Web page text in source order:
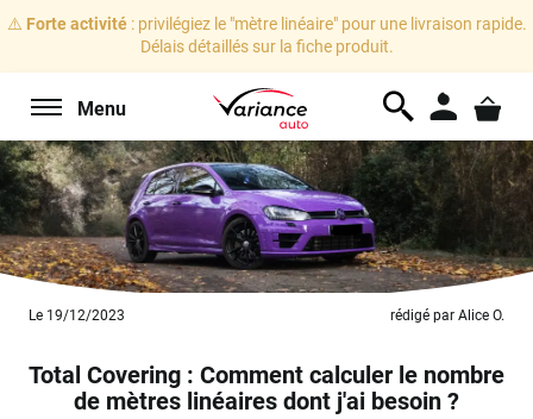
⚠️ Forte activité: privilégiez le "mètre linéaire" pour une livraison rapide.
Délais détaillés sur la fiche produit.
Menu
Le 19/12/2023 rédigé par Alice O.
Total Covering : Comment calculer le nombre
de mètres linéaires dont j'ai besoin ?